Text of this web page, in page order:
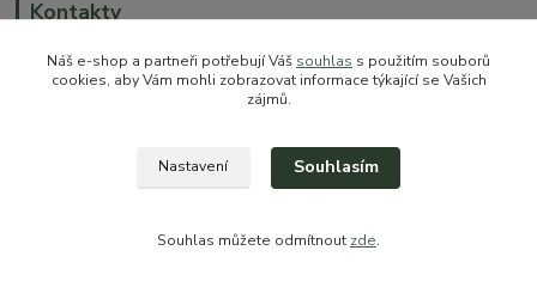
Kontakty
sales@prokytky.cz
Náš e-shop a partneři potřebují Váš souhlas s použitím souborů
cookies, aby Vám mohli zobrazovat informace týkající se Vašich
zájmů.
Nastavení Souhlasím
Souhlas můžete odmítnout zde.